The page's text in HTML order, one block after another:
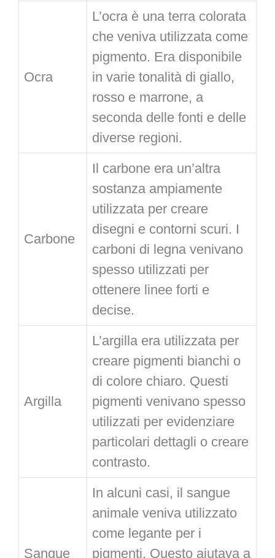
Ocra
L’ocra è una terra colorata
che veniva utilizzata come
pigmento. Era disponibile
in varie tonalità di giallo,
rosso e marrone, a
seconda delle fonti e delle
diverse regioni.
Carbone
Il carbone era un’altra
sostanza ampiamente
utilizzata per creare
disegni e contorni scuri. I
carboni di legna venivano
spesso utilizzati per
ottenere linee forti e
decise.
Argilla
L’argilla era utilizzata per
creare pigmenti bianchi o
di colore chiaro. Questi
pigmenti venivano spesso
utilizzati per evidenziare
particolari dettagli o creare
contrasto.
Sangue
In alcuni casi, il sangue
animale veniva utilizzato
come legante per i
pigmenti. Questo aiutava a